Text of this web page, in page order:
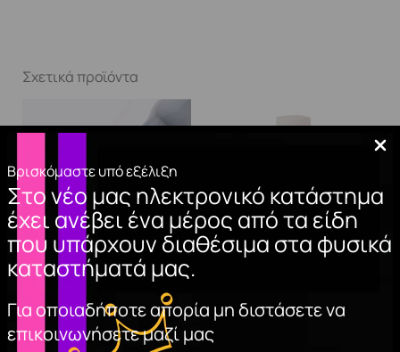
Βρισκόμαστε υπό εξέλιξη
Στο νέο μας ηλεκτρονικό κατάστημα
έχει ανέβει ένα μέρος από τα είδη
που υπάρχουν διαθέσιμα στα φυσικά
καταστήματά μας.
Για οποιαδήποτε απορία μη διστάσετε να
επικοινωνήσετε μαζί μας
Σχετικά προϊόντα
GEL POLISH FRENCH
MILKY 15ml
10,00€
3,00€